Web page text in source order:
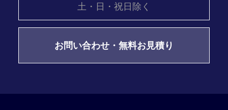
土・日・祝日除く
お問い合わせ・無料お見積り